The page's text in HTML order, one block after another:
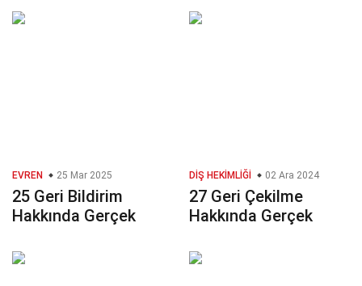
EVREN 25 Mar 2025
25 Geri Bildirim
Hakkında Gerçek
DIŞ HEKIMLIĞI 02 Ara 2024
27 Geri Çekilme
Hakkında Gerçek